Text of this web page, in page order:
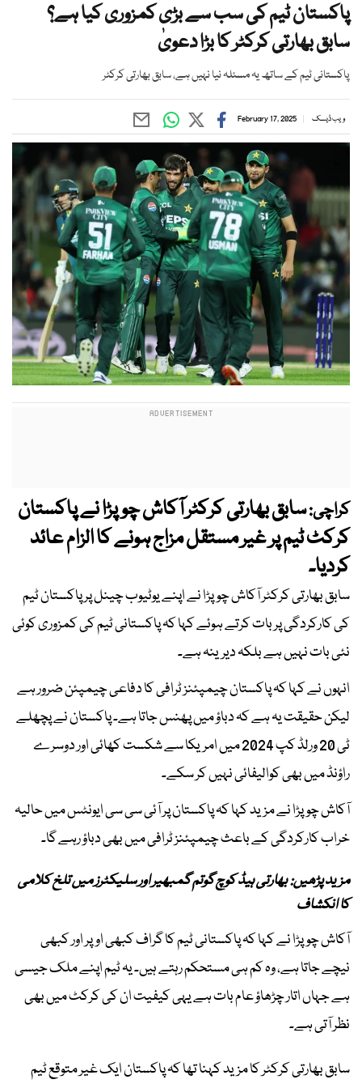
پاکستان ٹیم کی سب سے بڑی کمزوری کیا ہے؟
سابق بھارتی کرکٹر کا بڑا دعویٰ
پاکستانی ٹیم کے ساتھ یہ مسئلہ نیا نہیں ہے، سابق بھارتی کرکٹر
ویب ڈیسک February 17, 2025
کراچی:سابق بھارتی کرکٹر آکاش چوپڑا نے پاکستان
کرکٹ ٹیم پر غیر مستقل مزاج ہونے کا الزام عائد
کردیا۔
سابق بھارتی کرکٹر آکاش چوپڑا نے اپنے یوٹیوب چینل پر پاکستان ٹیم
کی کارکردگی پر بات کرتے ہوئے کہا کہ پاکستانی ٹیم کی کمزوری کوئی
نئی بات نہیں ہے بلکہ دیرینہ ہے۔
انہوں نے کہا کہ پاکستان چیمپئنز ٹرافی کا دفاعی چیمپئن ضرور ہے
لیکن حقیقت یہ ہے کہ دباؤ میں پھنس جاتا ہے۔ پاکستان نے پچھلے
ٹی 20 ورلڈ کپ 2024 میں امریکا سے شکست کھائی اور دوسرے
راؤنڈ میں بھی کوالیفائی نہیں کر سکے۔
آکاش چوپڑا نے مزید کہا کہ پاکستان پر آئی سی سی ایونٹس میں حالیہ
خراب کارکردگی کے باعث چیمپئنز ٹرافی میں بھی دباؤ رہے گا۔
مزید پڑھیں: بھارتی ہیڈ کوچ گوتم گمبھیر اور سلیکٹرز میں تلخ کلامی
کا انکشاف
آکاش چوپڑا نے کہا کہ پاکستانی ٹیم کا گراف کبھی اوپر اور کبھی
نیچے جاتا ہے، وہ کم ہی مستحکم رہتے ہیں۔ یہ ٹیم اپنے ملک جیسی
ہے جہاں اتار چڑھاؤ عام بات ہے یہی کیفیت ان کی کرکٹ میں بھی
نظر آتی ہے۔
سابق بھارتی کرکٹر کا مزید کہنا تھا کہ پاکستان ایک غیر متوقع ٹیم